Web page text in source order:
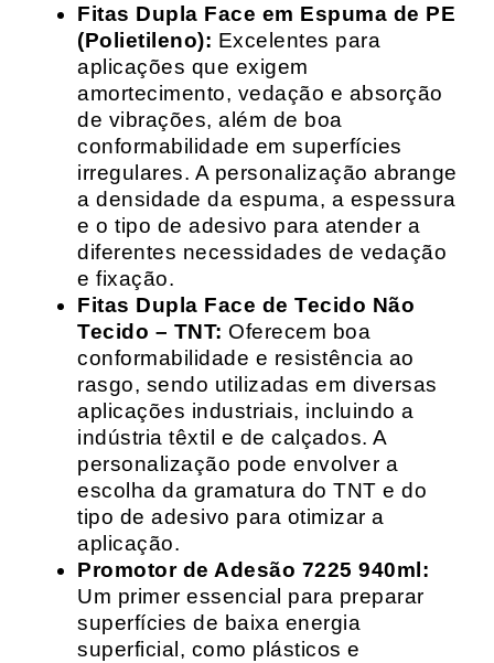
Fitas Dupla Face em Espuma de PE
(Polietileno): Excelentes para
aplicações que exigem
amortecimento, vedação e absorção
de vibrações, além de boa
conformabilidade em superfícies
irregulares. A personalização abrange
a densidade da espuma, a espessura
e o tipo de adesivo para atender a
diferentes necessidades de vedação
e fixação.
Fitas Dupla Face de Tecido Não
Tecido – TNT: Oferecem boa
conformabilidade e resistência ao
rasgo, sendo utilizadas em diversas
aplicações industriais, incluindo a
indústria têxtil e de calçados. A
personalização pode envolver a
escolha da gramatura do TNT e do
tipo de adesivo para otimizar a
aplicação.
Promotor de Adesão 7225 940ml:
Um primer essencial para preparar
superfícies de baixa energia
superficial, como plásticos e